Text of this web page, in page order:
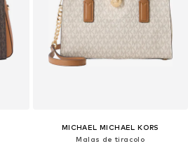
MICHAEL MICHAEL KORS
Malas de tiracolo